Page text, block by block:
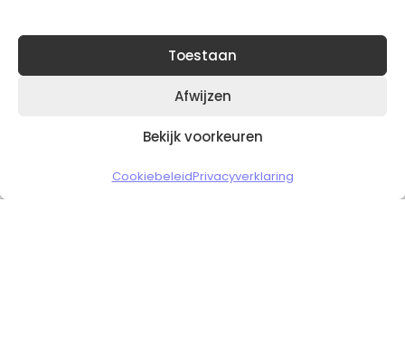
Toestaan
Afwijzen
Bekijk voorkeuren
CookiebeleidPrivacyverklaring